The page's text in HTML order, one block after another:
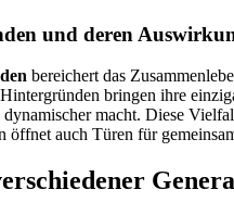
und deren
bereichert das
bringen ihre
macht. Diese
öffnet auch Türen für